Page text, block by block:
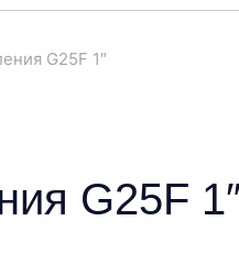
G25F 1″
G25F